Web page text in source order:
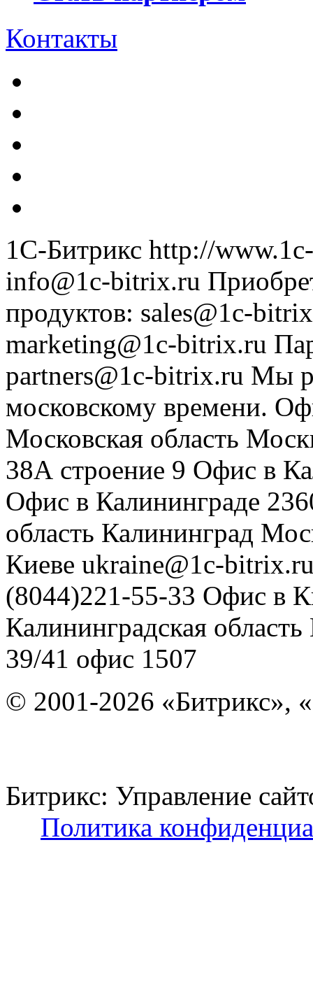
Контакты
1С-Битрикс http://
info@1c-bitrix.ru
продуктов: sales@1c-
marketing@1c-bitrix.ru
partners@1c-bitrix.ru Мы
московскому времени.
Московская область
38А строение 9 Офис в
Офис в Калининграде
область Калининград
Киеве ukraine@1c-
(8044)221-55-33 Офис в
Калининградская область
39/41 офис 1507
© 2001-2026 «Битрикс»,
Битрикс: Управление
Политика